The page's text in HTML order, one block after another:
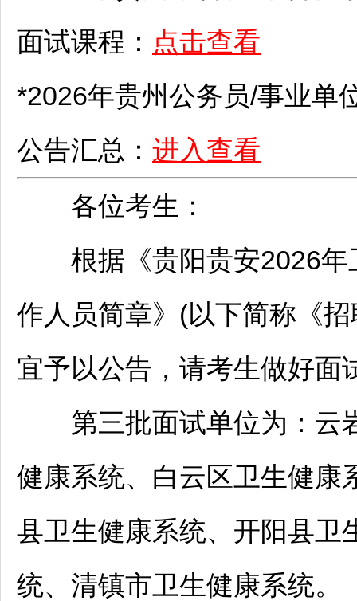
面试课程： 点击查看
*2026年贵州公务员/事业单
公告汇总： 进入查看
各位考生：
根据《贵阳贵安2026年
作人员简章》(以下简称《招
宜予以公告，请考生做好面
第三批面试单位为： 云
健康系统、 白云区卫生健康
县卫生健康系统、 开阳县卫
统、 清镇市卫生健康系统。